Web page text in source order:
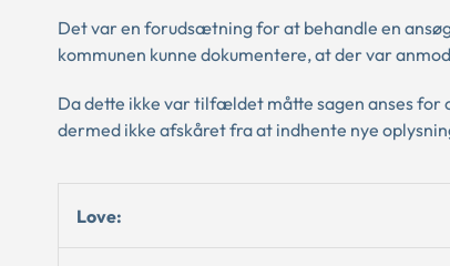
Det var en forudsætning for at behandle en
kommunen kunne dokumentere, at der var
Da dette ikke var tilfældet måtte sagen anses
dermed ikke afskåret fra at indhente nye
Love: